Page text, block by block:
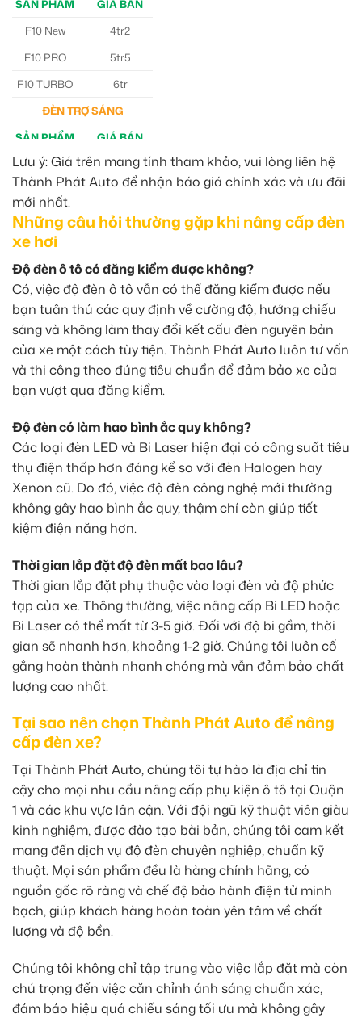
SẢN PHẨM
GIÁ BÁN
F10 New
4tr2
F10 PRO
5tr5
F10 TURBO
6tr
ĐÈN TRỢ SÁNG
SẢN PHẨM
GIÁ BÁN
M30 Ultra
4tr5
Aozoom EX3
5tr
Lưu ý: Giá trên mang tính tham khảo, vui lòng liên hệ
Thành Phát Auto để nhận báo giá chính xác và ưu đãi
mới nhất.
Những câu hỏi thường gặp khi nâng cấp đèn
xe hơi
Độ đèn ô tô có đăng kiểm được không?
Có, việc độ đèn ô tô vẫn có thể đăng kiểm được nếu
bạn tuân thủ các quy định về cường độ, hướng chiếu
sáng và không làm thay đổi kết cấu đèn nguyên bản
của xe một cách tùy tiện. Thành Phát Auto luôn tư vấn
và thi công theo đúng tiêu chuẩn để đảm bảo xe của
bạn vượt qua đăng kiểm.
Độ đèn có làm hao bình ắc quy không?
Các loại đèn LED và Bi Laser hiện đại có công suất tiêu
thụ điện thấp hơn đáng kể so với đèn Halogen hay
Xenon cũ. Do đó, việc độ đèn công nghệ mới thường
không gây hao bình ắc quy, thậm chí còn giúp tiết
kiệm điện năng hơn.
Thời gian lắp đặt độ đèn mất bao lâu?
Thời gian lắp đặt phụ thuộc vào loại đèn và độ phức
tạp của xe. Thông thường, việc nâng cấp Bi LED hoặc
Bi Laser có thể mất từ 3-5 giờ. Đối với độ bi gầm, thời
gian sẽ nhanh hơn, khoảng 1-2 giờ. Chúng tôi luôn cố
gắng hoàn thành nhanh chóng mà vẫn đảm bảo chất
lượng cao nhất.
Tại sao nên chọn Thành Phát Auto để nâng
cấp đèn xe?
Tại Thành Phát Auto, chúng tôi tự hào là địa chỉ tin
cậy cho mọi nhu cầu nâng cấp phụ kiện ô tô tại Quận
1 và các khu vực lân cận. Với đội ngũ kỹ thuật viên giàu
kinh nghiệm, được đào tạo bài bản, chúng tôi cam kết
mang đến dịch vụ độ đèn chuyên nghiệp, chuẩn kỹ
thuật. Mọi sản phẩm đều là hàng chính hãng, có
nguồn gốc rõ ràng và chế độ bảo hành điện tử minh
bạch, giúp khách hàng hoàn toàn yên tâm về chất
lượng và độ bền.
Chúng tôi không chỉ tập trung vào việc lắp đặt mà còn
chú trọng đến việc căn chỉnh ánh sáng chuẩn xác,
đảm bảo hiệu quả chiếu sáng tối ưu mà không gây